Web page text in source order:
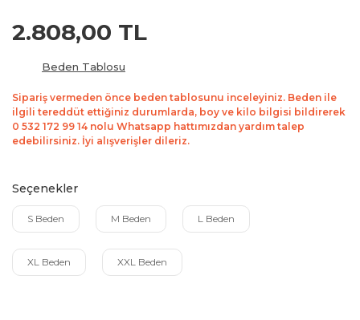
2.808,00 TL
Beden Tablosu
Sipariş vermeden önce beden tablosunu inceleyiniz. Beden ile
ilgili tereddüt ettiğiniz durumlarda, boy ve kilo bilgisi bildirerek
0 532 172 99 14 nolu Whatsapp hattımızdan yardım talep
edebilirsiniz. İyi alışverişler dileriz.
Seçenekler
S Beden M Beden L Beden
XL Beden XXL Beden